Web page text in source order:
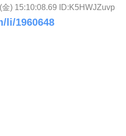
金) 15:10:08.69 ID:K5HWJZuvp
li/1960648